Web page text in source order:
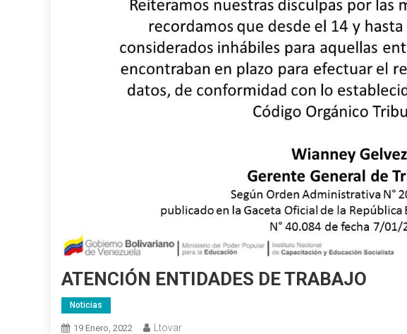
ATENCIÓN ENTIDADES DE TRABAJO
Noticias
19 Enero, 2022 Ltovar